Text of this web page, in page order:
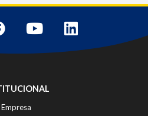
Empresa